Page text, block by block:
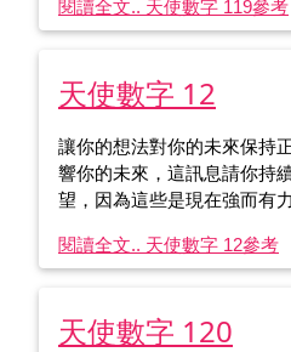
閱讀全文.. 天使數字 119參考
天使數字 12
讓你的想法對你的未來保持
響你的未來，這訊息請你持
望，因為這些是現在強而有
閱讀全文.. 天使數字 12參考
天使數字 120